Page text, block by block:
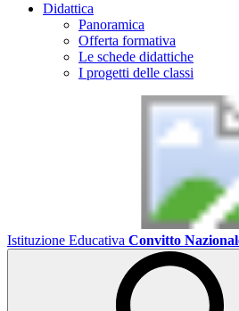
Didattica
Panoramica
Offerta formativa
Le schede didattiche
I progetti delle classi
Istituzione Educativa Convitto